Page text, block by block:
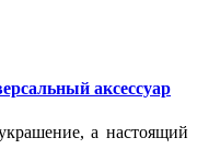
аксессуар
а настоящий